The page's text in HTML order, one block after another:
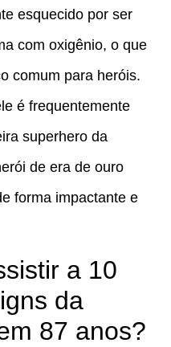
esquecido por ser
com oxigênio, o que
comum para heróis.
é frequentemente
superhero da
de era de ouro
forma impactante e
a 10
da
87 anos?